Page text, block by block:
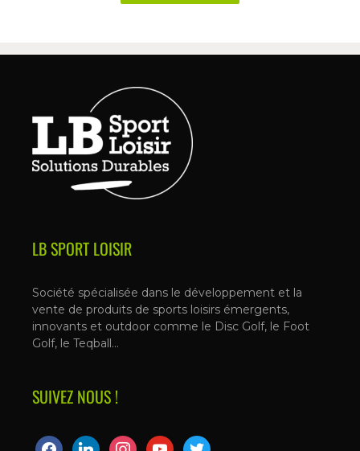
LB SPORT LOISIR
Société spécialisée dans le développement et la
vente de produits de sports loisirs émergents,
innovants et outdoor comme le Disc Golf, le Foot
Golf, le Teqball…
SUIVEZ NOUS !